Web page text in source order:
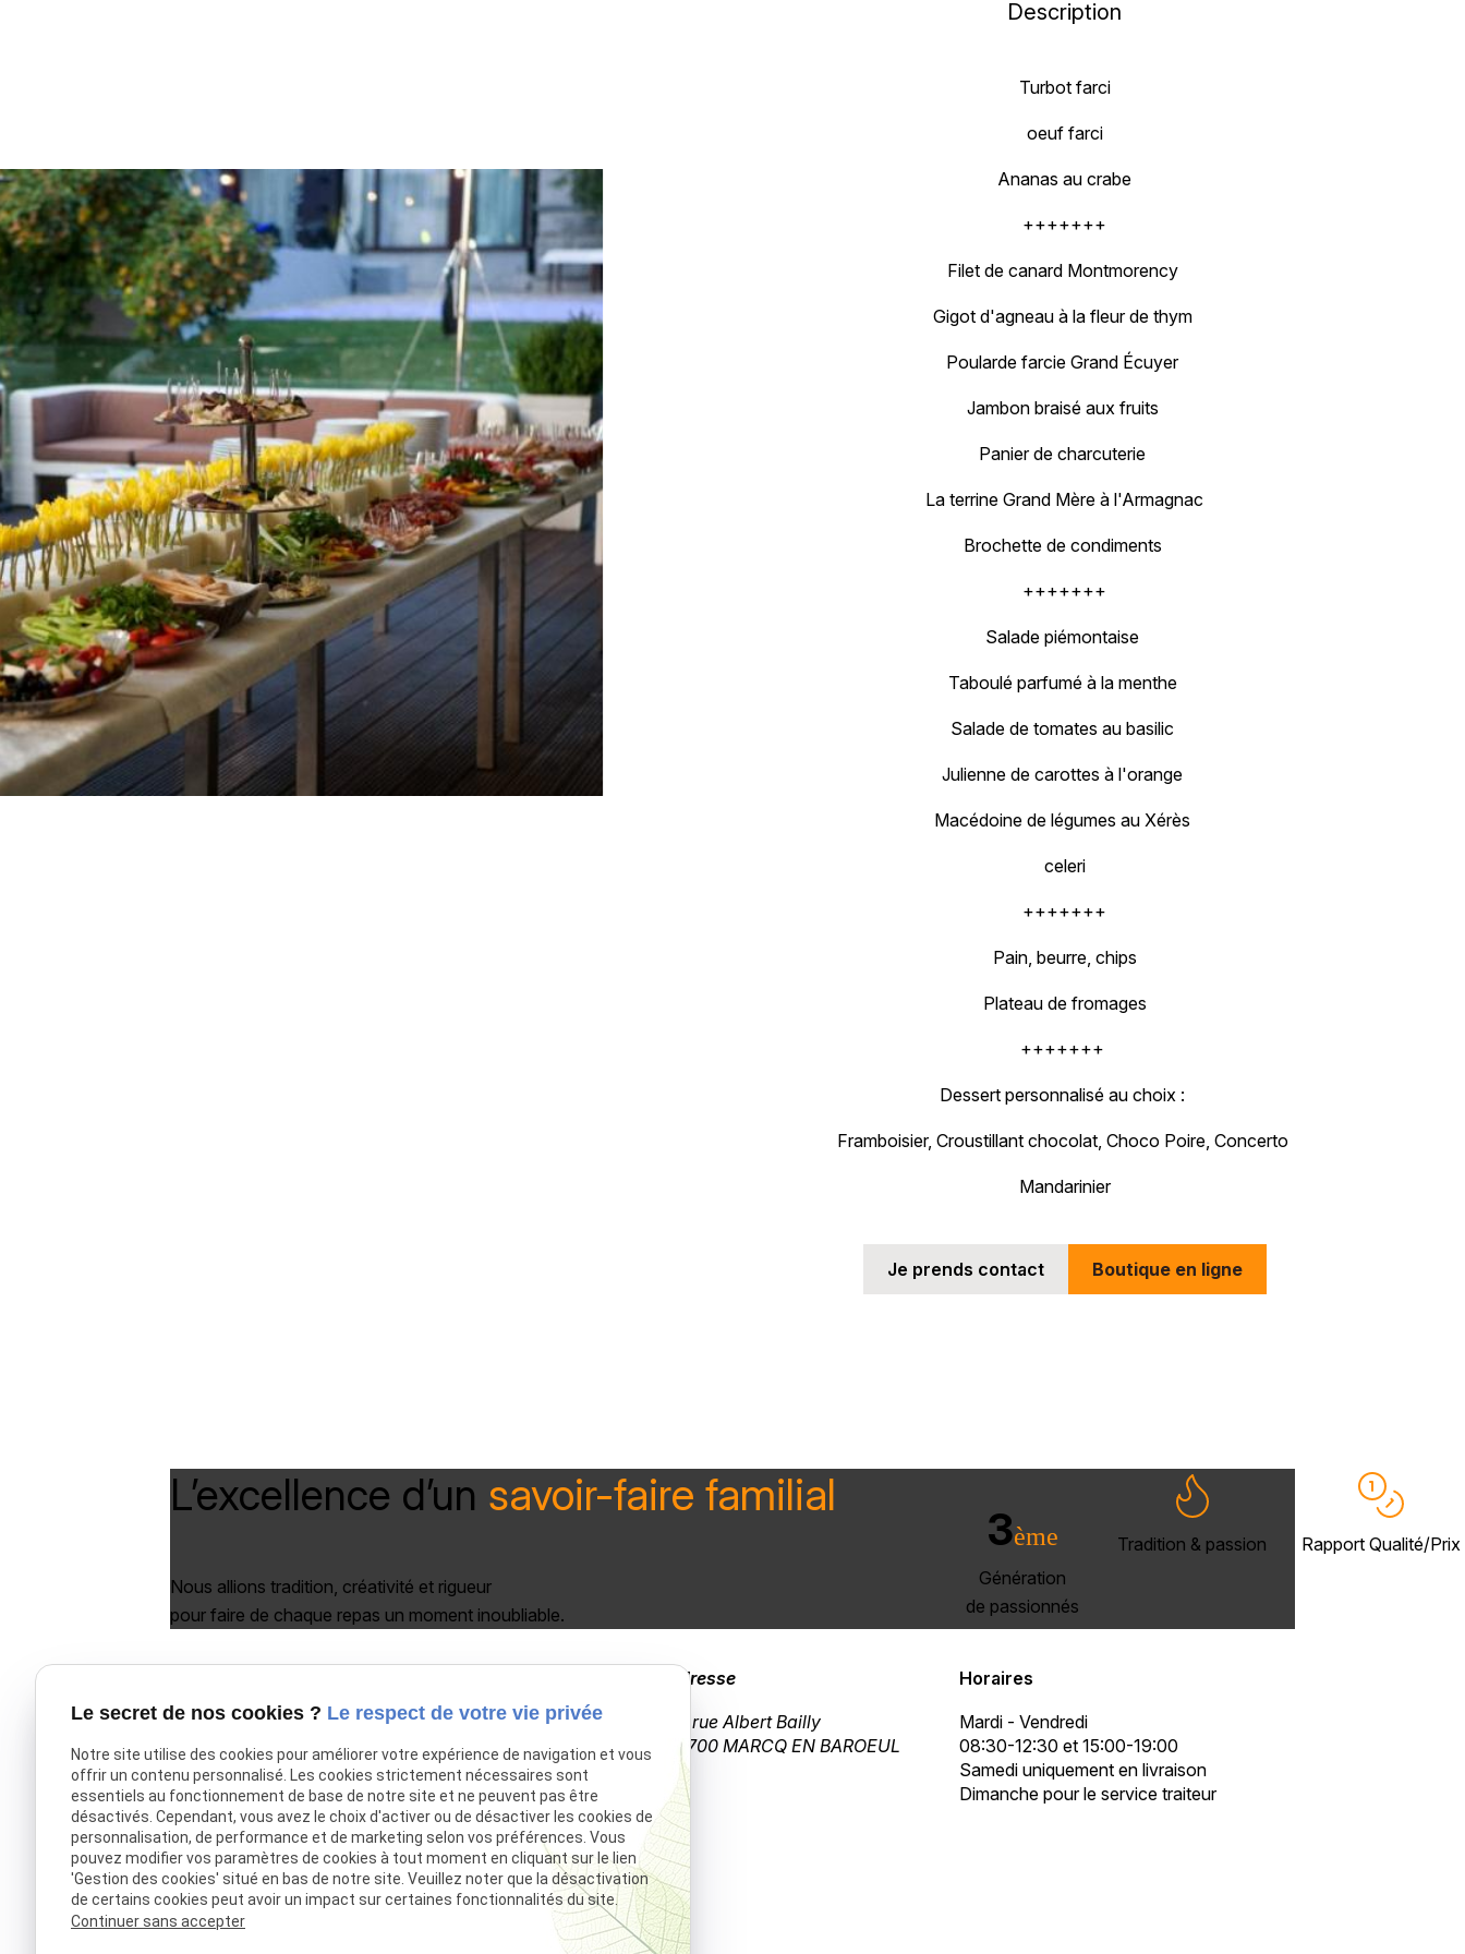
Description
Turbot farci
oeuf farci
Ananas au crabe
+++++++
Filet de canard Montmorency
Gigot d'agneau à la fleur de thym
Poularde farcie Grand Écuyer
Jambon braisé aux fruits
Panier de charcuterie
La terrine Grand Mère à l'Armagnac
Brochette de condiments
+++++++
Salade piémontaise
Taboulé parfumé à la menthe
Salade de tomates au basilic
Julienne de carottes à l'orange
Macédoine de légumes au Xérès
celeri
+++++++
Pain, beurre, chips
Plateau de fromages
+++++++
Dessert personnalisé au choix :
Framboisier, Croustillant chocolat, Choco Poire, Concerto
Mandarinier
Je prends contact Boutique en ligne
L’excellence d’un savoir-faire familial
Nous allions tradition, créativité et rigueur
pour faire de chaque repas un moment inoubliable.
3ème
Génération
de passionnés
Tradition & passion Rapport Qualité/Prix
03 20 53 41 98
03 20 72 02 23
Adresse
69 rue Albert Bailly
59700 MARCQ EN BAROEUL
Horaires
Mardi - Vendredi
08:30-12:30 et 15:00-19:00
Samedi uniquement en livraison
Dimanche pour le service traiteur
Accueil
Traiteur Delecroix
Boissons professionnels
Le secret de nos cookies ? Le respect de votre vie privée
Notre site utilise des cookies pour améliorer votre expérience de navigation et vous
offrir un contenu personnalisé. Les cookies strictement nécessaires sont
essentiels au fonctionnement de base de notre site et ne peuvent pas être
désactivés. Cependant, vous avez le choix d'activer ou de désactiver les cookies de
personnalisation, de performance et de marketing selon vos préférences. Vous
pouvez modifier vos paramètres de cookies à tout moment en cliquant sur le lien
'Gestion des cookies' situé en bas de notre site. Veuillez noter que la désactivation
de certains cookies peut avoir un impact sur certaines fonctionnalités du site.
Continuer sans accepter